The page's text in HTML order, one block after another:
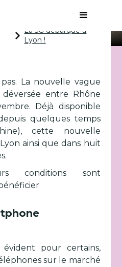
à Lyon !
La 5G débarque à
Lyon !
La nouvelle vague
déversée entre Rhône
Déjà disponible
quelques temps
cette nouvelle
ainsi que dans huit
conditions sont
pour certains,
sur le marché